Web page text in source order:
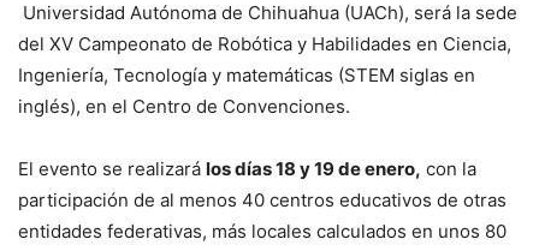
Universidad Autónoma de Chihuahua (UACh), será la sede
del XV Campeonato de Robótica y Habilidades en Ciencia,
Ingeniería, Tecnología y matemáticas (STEM siglas en
inglés), en el Centro de Convenciones.
El evento se realizará los días 18 y 19 de enero, con la
participación de al menos 40 centros educativos de otras
entidades federativas, más locales calculados en unos 80